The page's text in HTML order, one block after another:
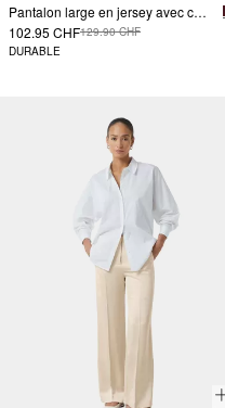
Pantalon large en jersey avec ceinture élastique
102.95 CHF129.90 CHF
DURABLE